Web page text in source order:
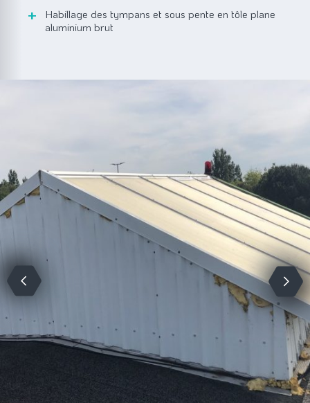
Habillage des tympans et sous pente en tôle plane
aluminium brut